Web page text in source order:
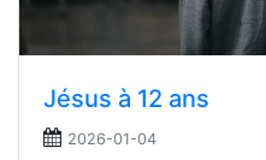
Jésus à 12 ans
2026-01-04